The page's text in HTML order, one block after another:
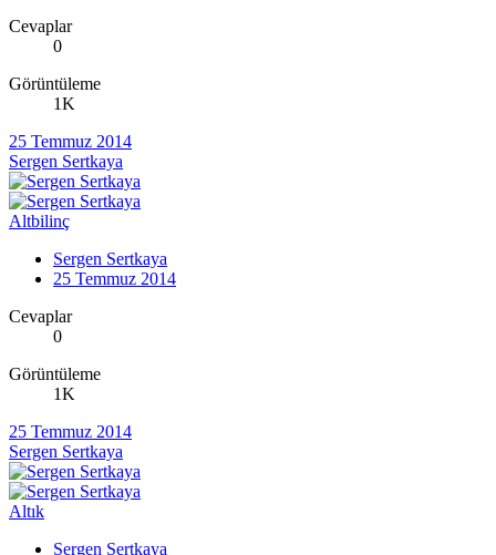
Cevaplar
0
Görüntüleme
1K
25 Temmuz 2014
Sergen Sertkaya
Altbilinç
Sergen Sertkaya
25 Temmuz 2014
Cevaplar
0
Görüntüleme
1K
25 Temmuz 2014
Sergen Sertkaya
Altık
Sergen Sertkaya